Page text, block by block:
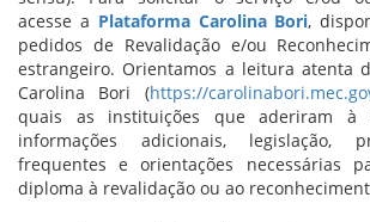
acesse a Plataforma Carolina Bori,
pedidos de Revalidação e/ou
estrangeiro. Orientamos a leitura atenta
Carolina Bori (https://
quais as instituições que aderiram à
informações adicionais, legislação,
frequentes e orientações necessárias
diploma à revalidação ou ao